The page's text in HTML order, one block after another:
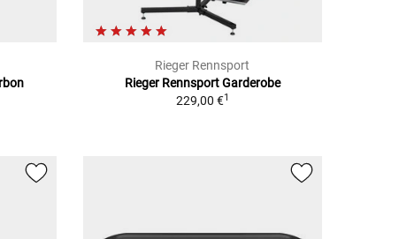
Rieger Rennsport
Rieger Rennsport Garderobe
229,00 €1